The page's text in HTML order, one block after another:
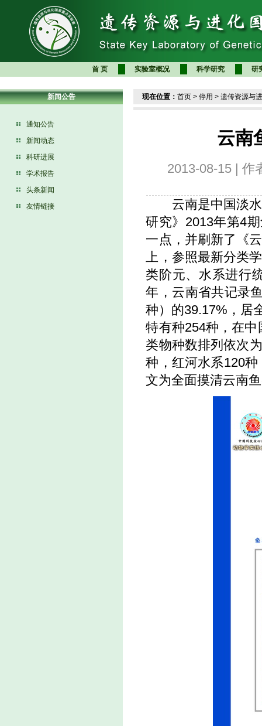
首 页 实验室概况 科学研究 研
新闻公告
通知公告
新闻动态
科研进展
学术报告
头条新闻
友情链接
现在位置： 首页 > 停用 > 遗传资源与
云南
2013-08-15 | 作
云南是中国淡水
研究》2013年第4
一点，并刷新了《
上，参照最新分类
类阶元、水系进行
年，云南省共记录
种）的39.17%，居
特有种254种，在
类物种数排列依次
种，红河水系120
文为全面摸清云南